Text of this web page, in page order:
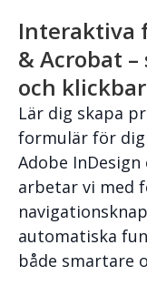
Interaktiva
& Acrobat
och
Lär dig skapa
formulär för
Adobe
arbetar vi med
automatiska
både smartare